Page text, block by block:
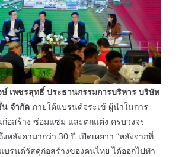
รสุทธิ์ ประธานกรรมการบริหาร บริษัท
น จำกัด ภายใต้แบรนด์จระเข้ ผู้นำในการ
อสร้าง ซ่อมแซม และตกแต่ง ครบวงจร
หลังคามากว่า 30 ปี เปิดเผยว่า “หลังจากที่
รนด์วัสดุก่อสร้างของคนไทย ได้ออกไปทำ